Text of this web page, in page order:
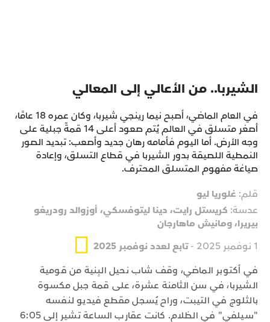
الشيربا.. من الأعالي إلى المعالي
في العام الماضي، أصبح نيما رينجي شيربا، وكان عمره 18 عامًا،
أصغر متسلق في العالم يُتم صعود أعلى 14 قمةً جبلية على
وجه الأرض. أما اليوم فأمامه رهان جديد وأصعب: تبديد الصور
النمطية اللصيقة بدور الشيربا في قطاع التسلق، وإعادة
صياغة مفهوم المتسلق المحترف.
قلم: غلوريا ليو
عدسة: كريستل رايت، دينا ليتوفسكي، أوزوالد رودريغو
بيريرا، ومانيش ماهارجان
1 نوفمبر 2025 -
تابع لعدد نوفمبر 2025
في أكتوبر الماضي، وقف شاب نحيل البِنية من قومية
الشيربا، في سن الثامنة عشرة، على قمة جبل مكسوة
بالثلوج في التيبت، وراح يُسجل مقطع فيديو لنفسه
"سيلفي" في الظلام. كانت عقارب الساعة تشير إلى 6:05